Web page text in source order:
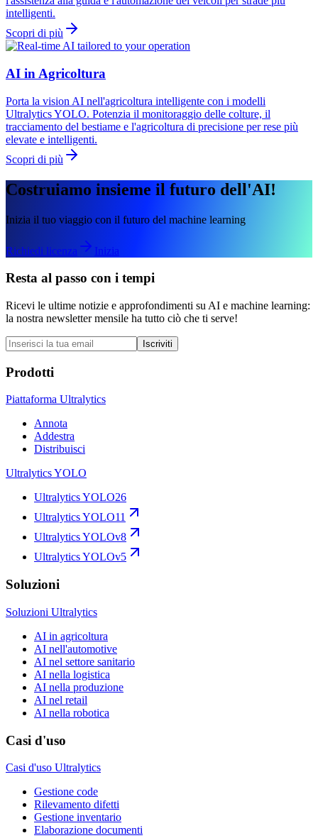
intelligenti.
Scopri di più
AI in Agricoltura
Porta la vision AI nell'agricoltura intelligente con i modelli
Ultralytics YOLO. Potenzia il monitoraggio delle colture, il
tracciamento del bestiame e l'agricoltura di precisione per rese più
elevate e intelligenti.
Scopri di più
Costruiamo insieme il futuro dell'AI!
Inizia il tuo viaggio con il futuro del machine learning
Richiedi licenza Inizia
Resta al passo con i tempi
Ricevi le ultime notizie e approfondimenti su AI e machine learning:
la nostra newsletter mensile ha tutto ciò che ti serve!
Iscriviti
Prodotti
Piattaforma Ultralytics
Annota
Addestra
Distribuisci
Ultralytics YOLO
Ultralytics YOLO26
Ultralytics YOLO11
Ultralytics YOLOv8
Ultralytics YOLOv5
Soluzioni
Soluzioni Ultralytics
AI in agricoltura
AI nell'automotive
AI nel settore sanitario
AI nella logistica
AI nella produzione
AI nel retail
AI nella robotica
Casi d'uso
Casi d'uso Ultralytics
Gestione code
Rilevamento difetti
Gestione inventario
Elaborazione documenti